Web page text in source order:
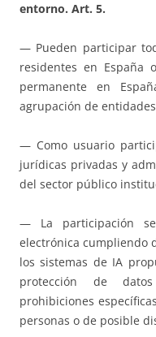
entorno. Art. 5.
— Pueden participar
residentes en España
permanente en
agrupación de
— Como usuario
jurídicas privadas y
del sector público
— La participación
electrónica cumpliendo
los sistemas de IA
protección de
prohibiciones
personas o de posible